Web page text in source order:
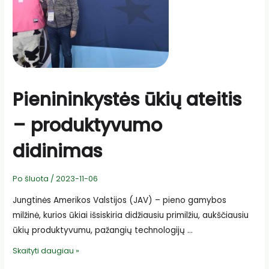
Pienininkystės ūkių ateitis
– produktyvumo
didinimas
Po šluota /2023-11-06
Jungtinės Amerikos Valstijos (JAV) – pieno gamybos
milžinė, kurios ūkiai išsiskiria didžiausiu primilžiu, aukščiausiu
ūkių produktyvumu, pažangių technologijų …
Pienininkystės
Skaityti daugiau »